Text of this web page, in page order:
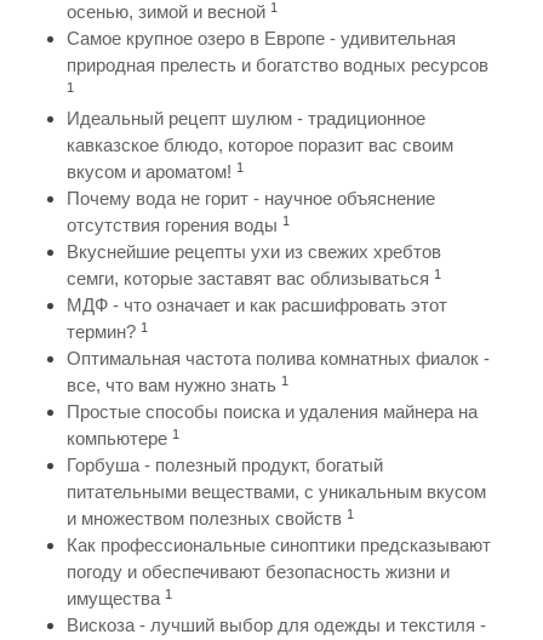
осенью, зимой и весной 1
Самое крупное озеро в Европе - удивительная
природная прелесть и богатство водных ресурсов
1
Идеальный рецепт шулюм - традиционное
кавказское блюдо, которое поразит вас своим
вкусом и ароматом! 1
Почему вода не горит - научное объяснение
отсутствия горения воды 1
Вкуснейшие рецепты ухи из свежих хребтов
семги, которые заставят вас облизываться 1
МДФ - что означает и как расшифровать этот
термин? 1
Оптимальная частота полива комнатных фиалок -
все, что вам нужно знать 1
Простые способы поиска и удаления майнера на
компьютере 1
Горбуша - полезный продукт, богатый
питательными веществами, с уникальным вкусом
и множеством полезных свойств 1
Как профессиональные синоптики предсказывают
погоду и обеспечивают безопасность жизни и
имущества 1
Вискоза - лучший выбор для одежды и текстиля -